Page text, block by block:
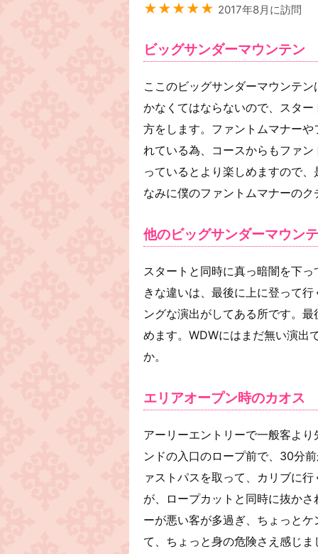
★★★★★ 2017年8月に訪問
ビッグサンダーマウンテン
ここのビッグサンダーマウンテ
かなくてはならないので、スタ
方をします。ファントムマナー
れている為、コースからもファ
っているとより楽しめますので
なみに僕のファントムマナーの
他のビッグサンダーマウン
スタートと同時に真っ暗闇を下
きな違いは、最後に上に登って
ングな演出がしてある所です。
めます。WDWにはまだ無い演出
か。
エリアオープン時のカオス
アーリーエントリーで一般客よ
ンドの入口のロープ前で、30分
ァストパスを取って、カリブに
が、ロープカットと同時に抜か
ーが悪い客が多過ぎ、ちょっと
て、ちょっと身の危険さえ感じ